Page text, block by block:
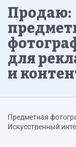
Продаю:
для
и
Предметная
Искусственный